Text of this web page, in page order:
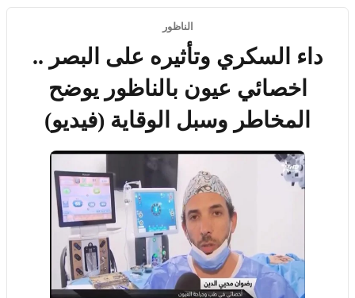
الناظور
داء السكري وتأثيره على البصر ..
اخصائي عيون بالناظور يوضح
المخاطر وسبل الوقاية (فيديو)